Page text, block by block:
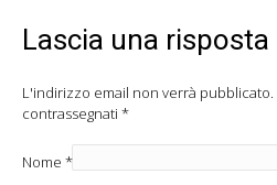
Lascia una risposta
L'indirizzo email non verrà pubblicato.
contrassegnati *
Nome *